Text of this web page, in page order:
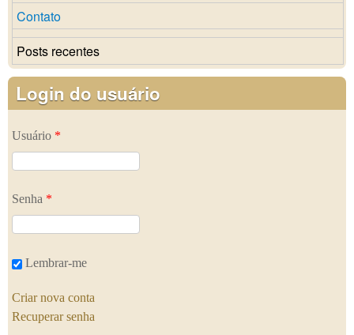
Contato
Posts recentes
Login do usuário
Usuário *
Senha *
Lembrar-me
Criar nova conta
Recuperar senha